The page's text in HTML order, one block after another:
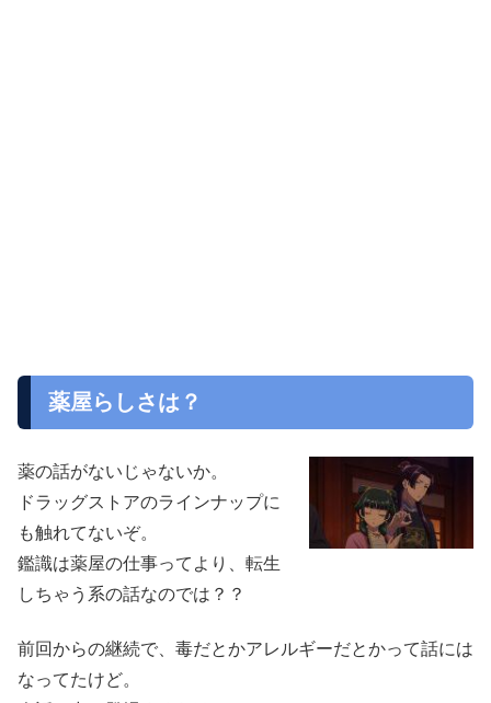
薬屋らしさは？
薬の話がないじゃないか。
ドラッグストアのラインナップに
も触れてないぞ。
鑑識は薬屋の仕事ってより、転生
しちゃう系の話なのでは？？
前回からの継続で、毒だとかアレルギーだとかって話には
なってたけど。